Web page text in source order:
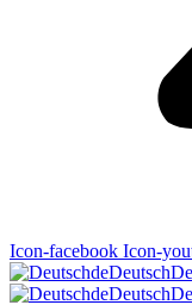
Icon-facebook Icon-
deDeutsch
deDeutsch